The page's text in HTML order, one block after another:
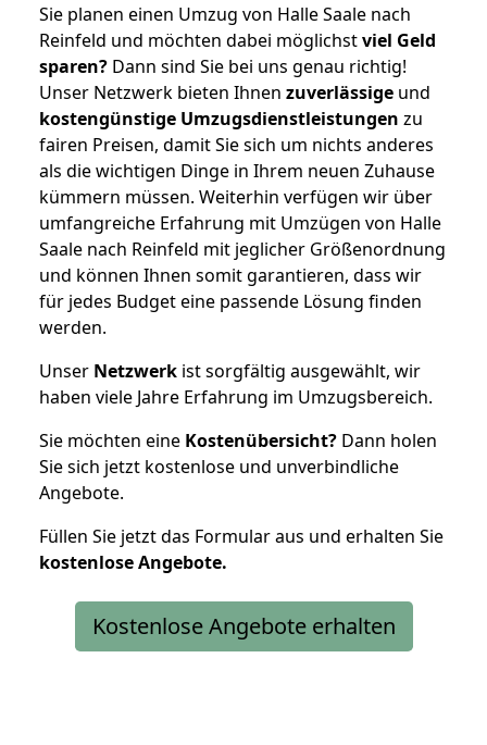
Sie planen einen Umzug von Halle Saale nach
Reinfeld und möchten dabei möglichstviel Geld
sparen? Dann sind Sie bei uns genau richtig!
Unser Netzwerk bieten Ihnen zuverlässige und
kostengünstige Umzugsdienstleistungen zu
fairen Preisen, damit Sie sich um nichts anderes
als die wichtigen Dinge in Ihrem neuen Zuhause
kümmern müssen. Weiterhin verfügen wir über
umfangreiche Erfahrung mit Umzügen von Halle
Saale nach Reinfeld mit jeglicher Größenordnung
und können Ihnen somit garantieren, dass wir
für jedes Budget eine passende Lösung finden
werden.
Unser Netzwerk ist sorgfältig ausgewählt, wir
haben viele Jahre Erfahrung im Umzugsbereich.
Sie möchten eine Kostenübersicht? Dann holen
Sie sich jetzt kostenlose und unverbindliche
Angebote.
Füllen Sie jetzt das Formular aus und erhalten Sie
kostenloseAngebote.
Kostenlose Angebote erhalten